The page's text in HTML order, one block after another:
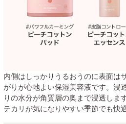
内側はしっかりうるおうのに表面は
がりが心地よい保湿美容液です。浸
りの水分が角質層の奥まで浸透しま
テカリが気になりやすい季節でも快